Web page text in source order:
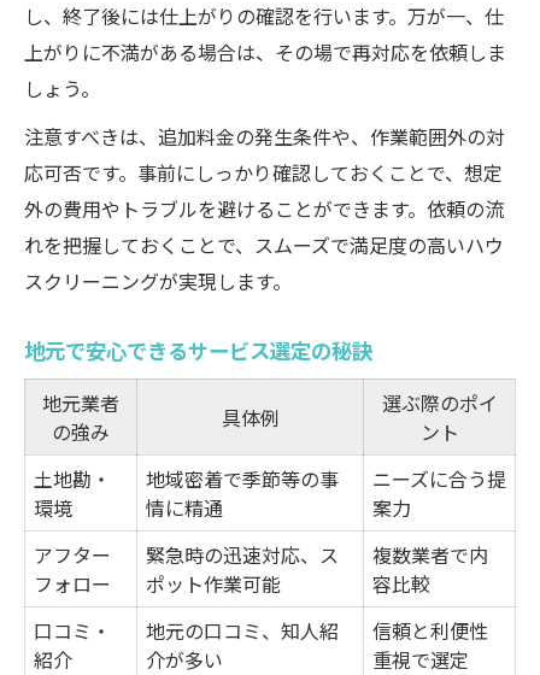
し、終了後には仕上がりの確認を行います。万が一、仕
上がりに不満がある場合は、その場で再対応を依頼しま
しょう。
注意すべきは、追加料金の発生条件や、作業範囲外の対
応可否です。事前にしっかり確認しておくことで、想定
外の費用やトラブルを避けることができます。依頼の流
れを把握しておくことで、スムーズで満足度の高いハウ
スクリーニングが実現します。
地元で安心できるサービス選定の秘訣
地元業者
の強み
具体例
選ぶ際のポイ
ント
土地勘・
環境
地域密着で季節等の事
情に精通
ニーズに合う提
案力
アフター
フォロー
緊急時の迅速対応、ス
ポット作業可能
複数業者で内
容比較
口コミ・
紹介
地元の口コミ、知人紹
介が多い
信頼と利便性
重視で選定